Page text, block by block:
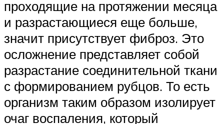
проходящие на протяжении месяца
и разрастающиеся еще больше,
значит присутствует фиброз. Это
осложнение представляет собой
разрастание соединительной ткани
с формированием рубцов. То есть
организм таким образом изолирует
очаг воспаления, который